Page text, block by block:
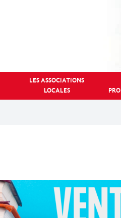
LES ASSOCIATIONS
LOCALES